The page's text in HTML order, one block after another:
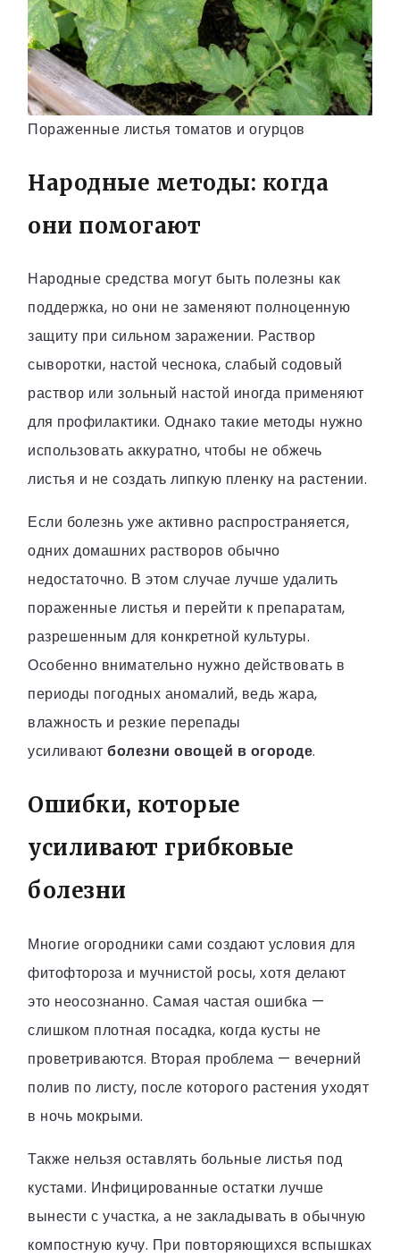
Пораженные листья томатов и огурцов
Народные методы: когда
они помогают
Народные средства могут быть полезны как
поддержка, но они не заменяют полноценную
защиту при сильном заражении. Раствор
сыворотки, настой чеснока, слабый содовый
раствор или зольный настой иногда применяют
для профилактики. Однако такие методы нужно
использовать аккуратно, чтобы не обжечь
листья и не создать липкую пленку на растении.
Если болезнь уже активно распространяется,
одних домашних растворов обычно
недостаточно. В этом случае лучше удалить
пораженные листья и перейти к препаратам,
разрешенным для конкретной культуры.
Особенно внимательно нужно действовать в
периоды погодных аномалий, ведь жара,
влажность и резкие перепады
усиливают болезни овощей в огороде.
Ошибки, которые
усиливают грибковые
болезни
Многие огородники сами создают условия для
фитофтороза и мучнистой росы, хотя делают
это неосознанно. Самая частая ошибка —
слишком плотная посадка, когда кусты не
проветриваются. Вторая проблема — вечерний
полив по листу, после которого растения уходят
в ночь мокрыми.
Также нельзя оставлять больные листья под
кустами. Инфицированные остатки лучше
вынести с участка, а не закладывать в обычную
компостную кучу. При повторяющихся вспышках